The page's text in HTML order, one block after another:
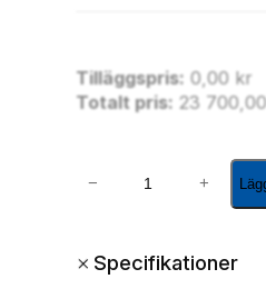
Tilläggspris: 0,00 kr
Totalt pris: 23 700,00
5
− +
+Specifikationer